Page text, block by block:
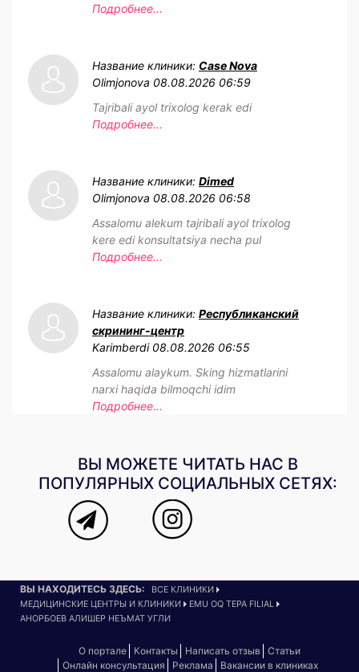
Подробнее...
Название клиники: Case Nova
Olimjonova 08.08.2026 06:59
Tajribali ayol trixolog kerak edi
Подробнее...
Название клиники: Dimed
Olimjonova 08.08.2026 06:58
Assalomu alekum tajribali ayol trixolog
kere edi konsultatsiya necha pul
Подробнее...
Название клиники: Республиканский
скрининг-центр
Karimberdi 08.08.2026 06:55
Assalomu alaykum. Sking hizmatlarini
narxi haqida bilmoqchi idim
Подробнее...
ВЫ МОЖЕТЕ ЧИТАТЬ НАС В
ПОПУЛЯРНЫХ СОЦИАЛЬНЫХ СЕТЯХ:
ВЫ НАХОДИТЕСЬ ЗДЕСЬ:
ВСЕ КЛИНИКИ
МЕДИЦИНСКИЕ ЦЕНТРЫ И КЛИНИКИ
EMU OQ TEPA FILIAL
АНОРБОЕВ АЛИШЕР НЕЪМАТ УГЛИ
О портале Контакты Написать отзыв
Статьи
Онлайн консультация
Реклама Вакансии в клиниках